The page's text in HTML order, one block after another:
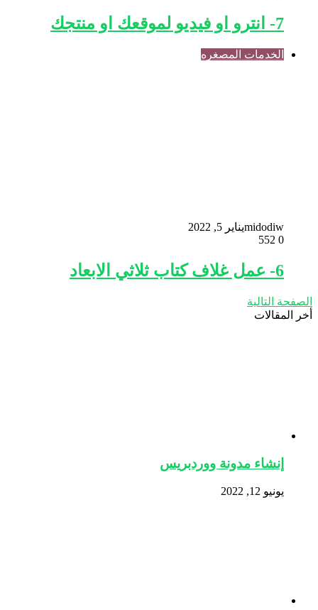
7- انترو او فيديو لموقعك او منتجك
الخدمات المصغره
midodiwيناير 5, 2022
0
6- عمل غلاف كتاب ثلاثي الابعاد
الصفحة التالية
أخر المقالات
إنشاء مدونة ووردبريس
يونيو 12, 2022